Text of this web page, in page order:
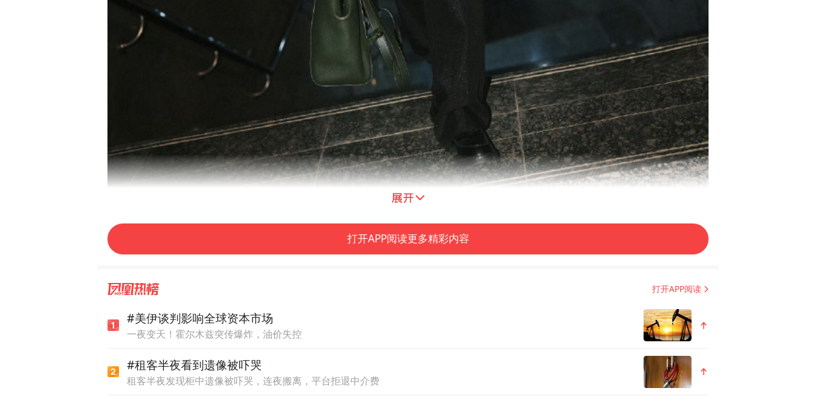
张若昀受邀启程前往米兰男装周，全套Fendi服饰出镜，同色系细闪大衣套装，锐意冷感的时髦腔调，变身
打开APP阅读更多精彩内容
打开APP阅读
#美伊谈判影响全球资本市场
一夜变天！霍尔木兹突传爆炸，油价失控
#租客半夜看到遗像被吓哭
租客半夜发现柜中遗像被吓哭，连夜搬离，平台拒退中介费